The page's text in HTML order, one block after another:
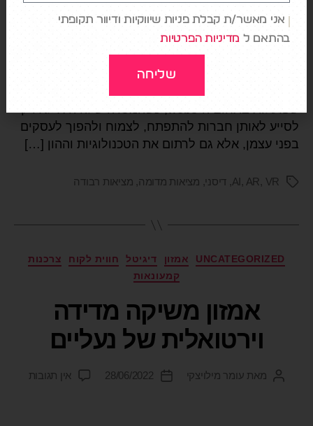
העניין של דיסני בטכנולוגיות חדשות הוא לא דבר חדש,
והמחזור של 2022 כולל כמה חברות מאוד מעניינות,
כאלו שמעצבות את המסגרת הכללית ממנה אפשר
שפועלות בתחום ה-web3, כשהמטרה שלה היא לא רק
לסייע לאותן חברות להתפתח, לצמוח ולהפוך לעסקים
בפני עצמן, אלא גם לרתום את הטכנולוגיות וההון […]
AI , AR , VR
, דיסני , מציאות מדומה, מציאות רבודה
UNCATEGORIZED אמזון דיגיטל חווית לקוח
צרכנות
קמעונאות
אמזון משיקה מדידה
וירטואלית של נעליים
מאת עומר מילויצקי 28/06/2022 אין תגובות
אני מאשר/ת קבלת פניות שיווקיות ודיוור תקופתי
בהתאם ל מדיניות הפרטיות
שליחה